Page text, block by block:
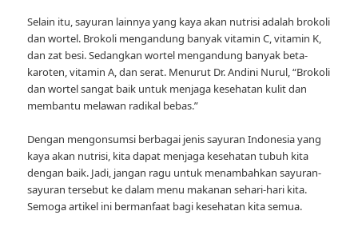
Selain itu, sayuran lainnya yang kaya akan nutrisi adalah brokoli
dan wortel. Brokoli mengandung banyak vitamin C, vitamin K,
dan zat besi. Sedangkan wortel mengandung banyak beta-
karoten, vitamin A, dan serat. Menurut Dr. Andini Nurul, “Brokoli
dan wortel sangat baik untuk menjaga kesehatan kulit dan
membantu melawan radikal bebas.”
Dengan mengonsumsi berbagai jenis sayuran Indonesia yang
kaya akan nutrisi, kita dapat menjaga kesehatan tubuh kita
dengan baik. Jadi, jangan ragu untuk menambahkan sayuran-
sayuran tersebut ke dalam menu makanan sehari-hari kita.
Semoga artikel ini bermanfaat bagi kesehatan kita semua.